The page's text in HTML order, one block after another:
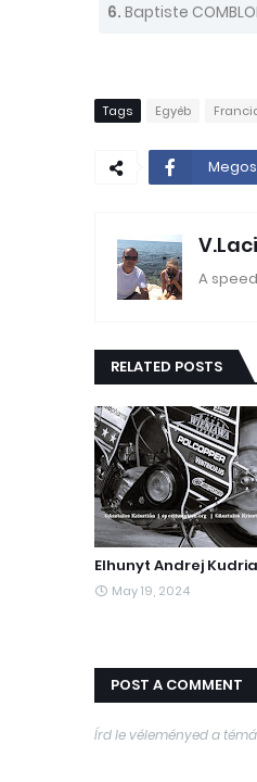
6. Baptiste
Tags Egyéb
V.Laci
A
RELATED POSTS
Elhunyt Andrej
May 19, 2024
POST A COMMENT
Írd le véleményed a